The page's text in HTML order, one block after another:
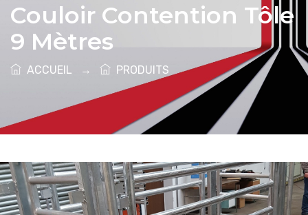
Couloir Contention Tôle
9 Mètres
ACCUEIL → PRODUITS